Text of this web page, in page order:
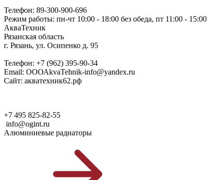
Телефон: 89-300-900-696
Режим работы: пн-чт 10:00 - 18:00 без обеда, пт 11:00 - 15:00
АкваТехник
Рязанская область
г. Рязань, ул. Осипенко д. 95
Телефон: +7 (962) 395-90-34
Email: ОООАkvaTehnik-info@yandex.ru
Сайт: акватехник62.рф
+7 495 825-82-55
info@ogint.ru
Алюминиевые радиаторы